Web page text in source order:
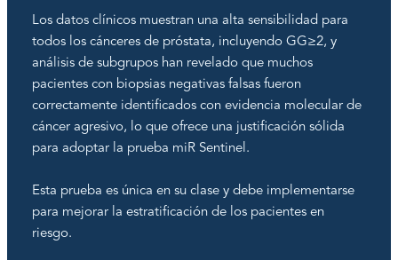
Los datos clínicos muestran una alta sensibilidad para
todos los cánceres de próstata, incluyendo GG≥2, y
análisis de subgrupos han revelado que muchos
pacientes con biopsias negativas falsas fueron
correctamente identificados con evidencia molecular de
cáncer agresivo, lo que ofrece una justificación sólida
para adoptar la prueba miR Sentinel.
Esta prueba es única en su clase y debe implementarse
para mejorar la estratificación de los pacientes en
riesgo.